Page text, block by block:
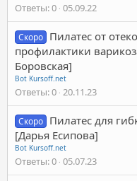
Ответы 0 05.09.22
Скоро Пилатес от
профилактики
Боровская]
Bot Kursoff.net
Ответы 0 20.11.23
Скоро Пилатес для
[Дарья Есипова]
Bot Kursoff.net
Ответы 0 05.07.23